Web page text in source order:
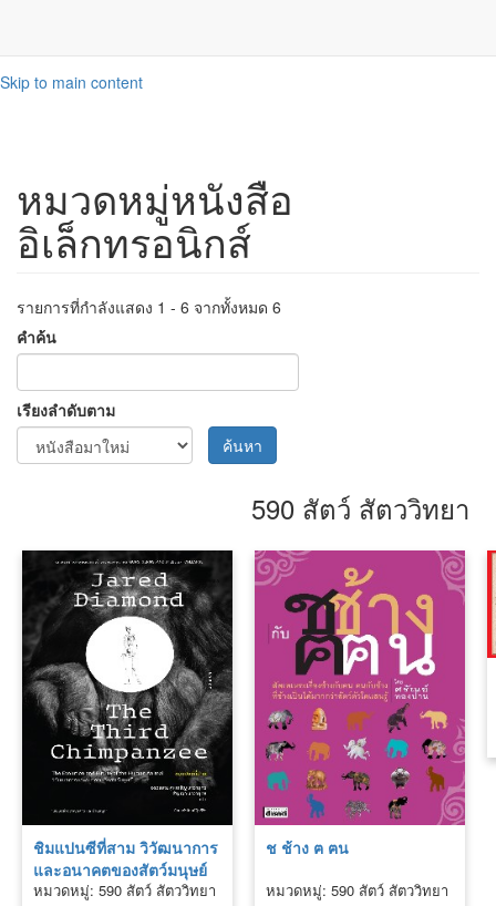
Skip to main content
หมวดหมู่หนังสือ
อิเล็กทรอนิกส์
รายการที่กำลังแสดง 1 - 6 จากทั้งหมด 6
คำค้น
เรียงลำดับตาม
ค้นหา
590 สัตว์ สัตววิทยา
ชิมแปนซีที่สาม วิวัฒนาการ
และอนาคตของสัตว์มนุษย์
หมวดหมู่: 590 สัตว์ สัตววิทยา
ช ช้าง ฅ ฅน
หมวดหมู่: 590 สัตว์ สัตววิทยา